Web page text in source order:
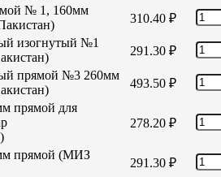
№ 1, 160мм
310.40 ₽
изогнутый №1
291.30 ₽
прямой №3 260мм
493.50 ₽
прямой для
278.20 ₽
прямой (МИЗ
291.30 ₽